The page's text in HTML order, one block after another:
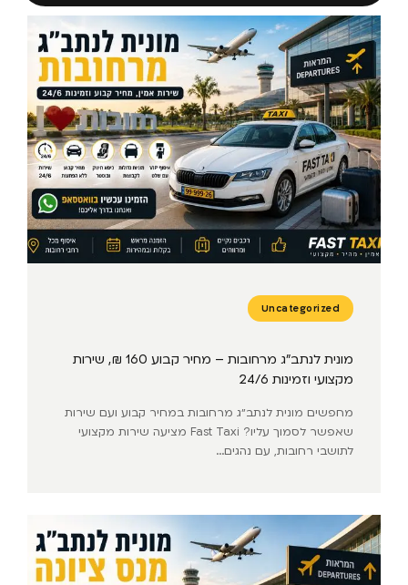
Uncategorized
מונית לנתב״ג מרחובות – מחיר קבוע 160 ₪, שירות
מקצועי וזמינות 24/6
מחפשים מונית לנתב״ג מרחובות במחיר קבוע ועם שירות
שאפשר לסמוך עליו? Fast Taxi מציעה שירות מקצועי
לתושבי רחובות, עם נהגים...